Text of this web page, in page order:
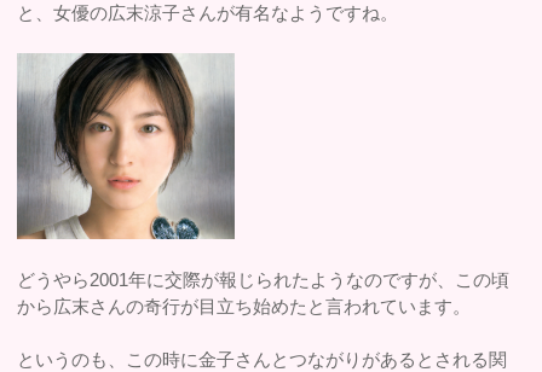
と、女優の広末涼子さんが有名なようですね。
どうやら2001年に交際が報じられたようなのですが、この頃
から広末さんの奇行が目立ち始めたと言われています。
というのも、この時に金子さんとつながりがあるとされる関